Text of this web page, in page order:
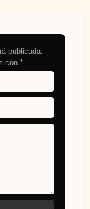
publicada.
con *